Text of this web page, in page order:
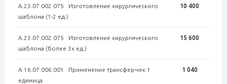
А.23.07.002.075 Изготовление хирургического
шаблона (1-2 ед.)
10 400
А.23.07.002.075 Изготовление хирургического
шаблона (более 3х ед.)
15 600
А 16.07.006.001 Применение трансфер-чек 1
единица
1 040